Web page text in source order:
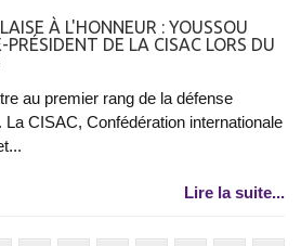
À L'HONNEUR : YOUSSOU
DE LA CISAC LORS DU
au premier rang de la défense
CISAC, Confédération internationale
Lire la suite...